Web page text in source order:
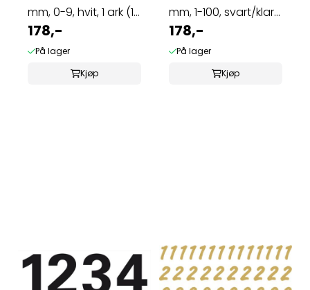
mm, 0-9, hvit, 1 ark (10
...
178,-
På lager
Kjøp
mm, 1-100, svart/klar
2 ark ...
178,-
På lager
Kjøp